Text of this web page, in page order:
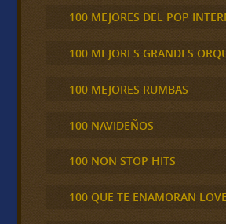
100 MEJORES DEL POP
100 MEJORES GRANDES
100 MEJORES RUMBAS
100 NAVIDEÑOS
100 NON STOP HITS
100 QUE TE ENAMORAN